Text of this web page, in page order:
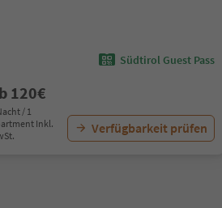
Südtirol Guest Pass
120€
/ 1
Inkl.
Verfügbarkeit prüfen